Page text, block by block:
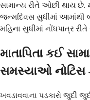
સામાન્ય રીતે ઓછી થાય છે.
જન્મદિવસ સુધીમાં આમાંથી
મહિના સુધીમાં નોંધપાત્ર
માતાપિતા કઈ
સમસ્યાઓ નોટિસ
ખવડાવવાના પડકારો જુદી